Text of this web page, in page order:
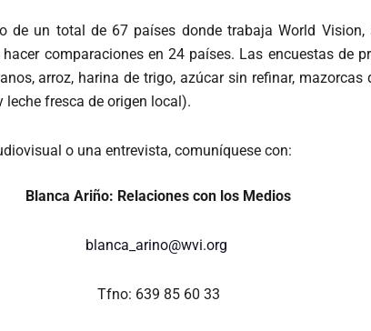
de un total de 67 países donde trabaja World
comparaciones en 24 países. Las encuestas de
arroz, harina de trigo, azúcar sin refinar,
leche fresca de origen local).
o una entrevista, comuníquese con:
Blanca Ariño: Relaciones con los Medios
blanca_arino@wvi.org
Tfno: 639 85 60 33